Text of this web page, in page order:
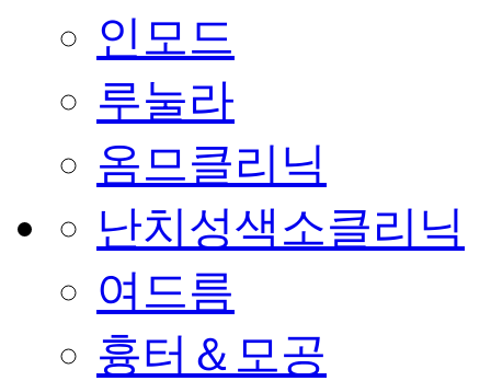
인모드
루눌라
옴므클리닉
난치성색소클리닉
여드름
흉터＆모공